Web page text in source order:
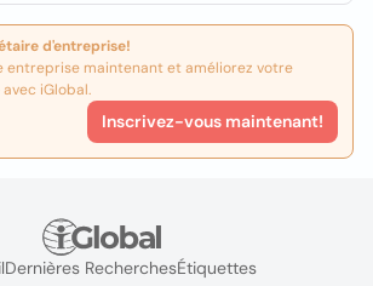
d'entreprise!
entreprise maintenant et améliorez votre
iGlobal.
Inscrivez-vous maintenant!
Dernières RecherchesÉtiquettes